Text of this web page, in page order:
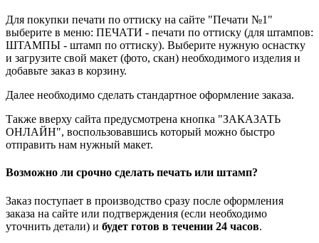
Для покупки печати по оттиску на сайте "Печати №1"
выберите в меню: ПЕЧАТИ - печати по оттиску (для штампов:
ШТАМПЫ - штамп по оттиску). Выберите нужную оснастку
и загрузите свой макет (фото, скан) необходимого изделия и
добавьте заказ в корзину.
Далее необходимо сделать стандартное оформление заказа.
Также вверху сайта предусмотрена кнопка "ЗАКАЗАТЬ
ОНЛАЙН", воспользовавшись который можно быстро
отправить нам нужный макет.
Возможно ли срочно сделать печать или штамп?
Заказ поступает в производство сразу после оформления
заказа на сайте или подтверждения (если необходимо
уточнить детали) и будет готов в течении 24 часов.